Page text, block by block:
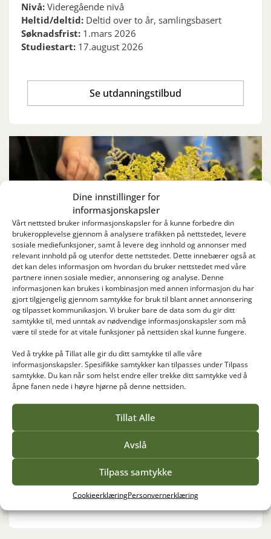
Dine innstillinger for
informasjonskapsler
Vårt nettsted bruker informasjonskapsler for å kunne forbedre din
brukeropplevelse gjennom å analysere trafikken på nettstedet, levere
sosiale mediefunksjoner, samt å levere deg innhold og annonser med
relevant innhold på og utenfor dette nettstedet. Dette innebærer også at
det kan deles informasjon om hvordan du bruker nettstedet med våre
partnere innen sosiale medier, annonsering og analyse. Denne
informasjonen kan brukes i kombinasjon med annen informasjon du har
gjort tilgjengelig gjennom samtykke for bruk til blant annet annonsering
og tilpasset kommunikasjon. Vi bruker bare de data som du gir ditt
samtykke til, med unntak av nødvendige informasjonskapsler som må
være til stede for at vitale funksjoner på nettsiden skal kunne fungere.
Ved å trykke på Tillat alle gir du ditt samtykke til alle våre
informasjonskapsler. Spesifikke samtykker kan tilpasses under Tilpass
samtykke. Du kan når som helst endre eller trekke ditt samtykke ved å
åpne fanen nede i høyre hjørne på denne nettsiden.
Tillat Alle
Avslå
Tilpass samtykke
CookieerklæringPersonvernerklæring
Nivå: Videregående nivå
Heltid/deltid: Deltid over to år, samlingsbasert
Søknadsfrist: 1.mars 2026
Studiestart: 17.august 2026
Se utdanningstilbud
Aina Østby
Blomsterdekoratørutdanning
For deg som vil bli blomsterdekoratør, har Vea en
samlingsbasert og nettstøttet
blomsterdekoratørutdanning over to år.
Deltid over to år, samlingsbasert
1.mars 2026 (fortløpende opptak etter
17.august 2026
Se utdanningstilbud